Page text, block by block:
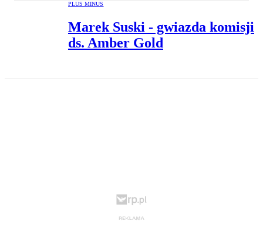
PLUS MINUS
Marek Suski - gwiazda komisji
ds. Amber Gold